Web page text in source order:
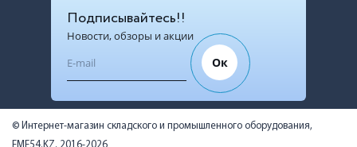
Подписывайтесь!!
Новости, обзоры и акции
Ок
© Интернет-магазин складского и промышленного оборудования,
EME54.KZ, 2016-2026